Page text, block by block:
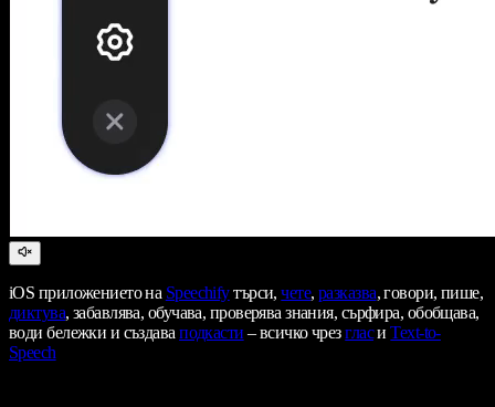
iOS приложението на Speechifyтърси,чете, разказва, говори, пише,
диктува, забавлява, обучава, проверява знания, сърфира, обобщава,
води бележки и създаваподкасти – всичко чрезгласиText-to-
Speech